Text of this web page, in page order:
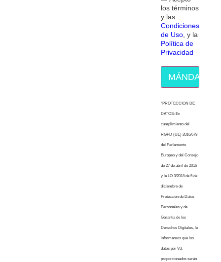
los términos
y las
Condiciones
de Uso, y la
Política de
Privacidad
MÁNDAME
“PROTECCION DE
DATOS: En
cumplimiento del
RGPD (UE) 2016/679
del Parlamento
Europeo y del Consejo
de 27 de abril de 2016
y la LO 3/2018 de 5 de
diciembre de
Protección de Datos
Personales y de
Garantía de los
Derechos Digitales, le
informamos que los
datos por Vd.
proporcionados serán